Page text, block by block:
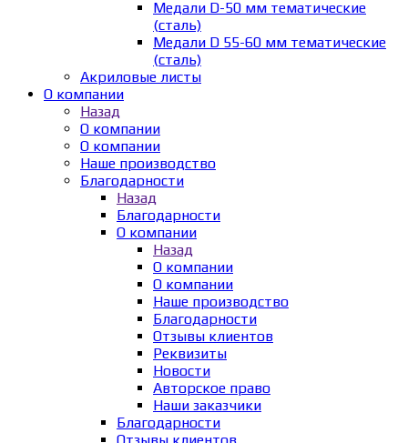
Медали D-50 мм тематические
(сталь)
Медали D 55-60 мм тематические
(сталь)
Акриловые листы
О компании
Назад
О компании
О компании
Наше производство
Благодарности
Назад
Благодарности
О компании
Назад
О компании
О компании
Наше производство
Благодарности
Отзывы клиентов
Реквизиты
Новости
Авторское право
Наши заказчики
Благодарности